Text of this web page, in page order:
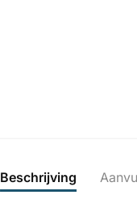
Beschrijving